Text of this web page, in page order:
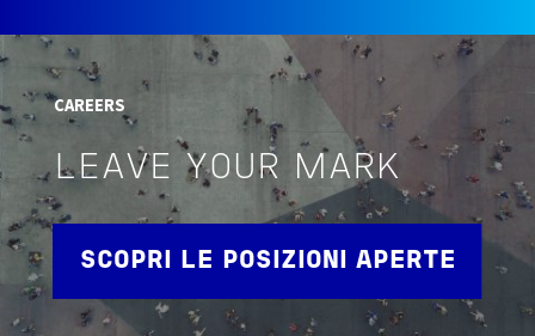
CAREERS
LEAVE YOUR MARK
SCOPRI LE POSIZIONI APERTE